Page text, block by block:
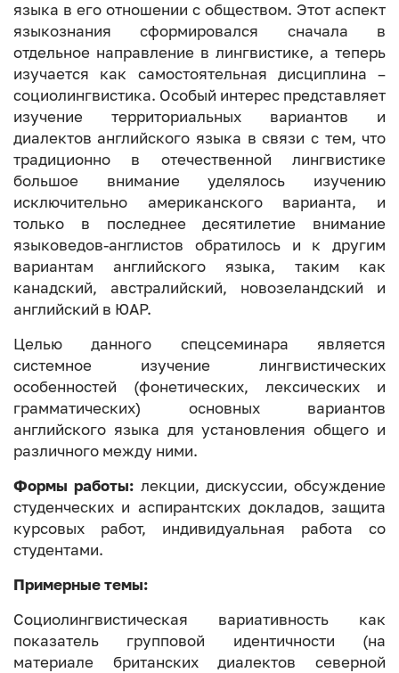
языка в его отношении с обществом. Этот аспект
языкознания сформировался сначала в
отдельное направление в лингвистике, а теперь
изучается как самостоятельная дисциплина –
социолингвистика. Особый интерес представляет
изучение территориальных вариантов и
диалектов английского языка в связи с тем, что
традиционно в отечественной лингвистике
большое внимание уделялось изучению
исключительно американского варианта, и
только в последнее десятилетие внимание
языковедов-англистов обратилось и к другим
вариантам английского языка, таким как
канадский, австралийский, новозеландский и
английский в ЮАР.
Целью данного спецсеминара является
системное изучение лингвистических
особенностей (фонетических, лексических и
грамматических) основных вариантов
английского языка для установления общего и
различного между ними.
Формы работы: лекции, дискуссии, обсуждение
студенческих и аспирантских докладов, защита
курсовых работ, индивидуальная работа со
студентами.
Примерные темы:
Социолингвистическая вариативность как
показатель групповой идентичности (на
материале британских диалектов северной